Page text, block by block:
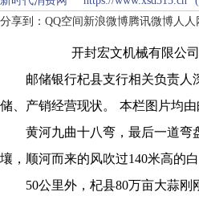
分享到： QQ空间 新浪微博腾讯微博人人
开封宏文机械有限公
邮储银行杞县支行相关负责人深
储、产销经营现状。 本栏图片均
黄河九曲十八弯，最后一道弯盘
壤，顺河而来的风吹过140米高的
50公里外，杞县80万亩大蒜刚